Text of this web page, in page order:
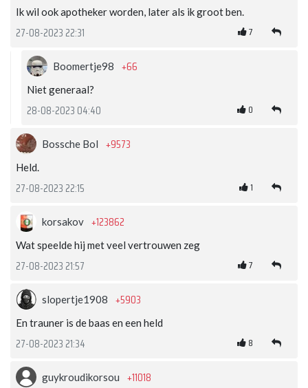
Ik wil ook apotheker worden, later als ik groot ben.
27-08-2023 22:31 7
Boomertje98 +66
Niet generaal?
28-08-2023 04:40 0
Bossche Bol +9573
Held.
27-08-2023 22:15 1
korsakov +123862
Wat speelde hij met veel vertrouwen zeg
27-08-2023 21:57 7
slopertje1908 +5903
En trauner is de baas en een held
27-08-2023 21:34 8
guykroudikorsou +11018